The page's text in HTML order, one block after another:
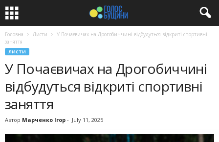
Головна Листи
У Почаєвичах на Дрогобиччині відбудуться відкриті спортивні
заняття
ЛИСТИ
У Почаєвичах на Дрогобиччині
відбудуться відкриті спортивні
заняття
Автор Марченко Ігор - July 11, 2025